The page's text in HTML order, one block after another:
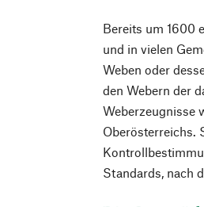
Bereits um 1600
und in vielen
Weben oder
den Webern der
Weberzeugnisse
Oberösterreichs.
Standards, nach